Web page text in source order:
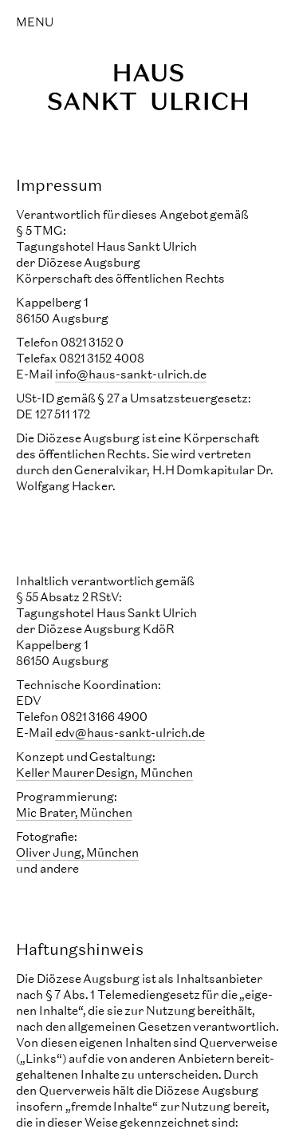
MENU
Impressum
Verantwortlich für dieses Angebot gemäß
§ 5 TMG:
Tagungshotel Haus Sankt Ulrich
der Diözese Augsburg
Körperschaft des öffentlichen Rechts
Kappelberg 1
86150 Augsburg
Telefon 0821 3152 0
Telefax 0821 3152 4008
E-Mail info@haus-sankt-ulrich.de
USt-ID gemäß § 27 a Umsatzsteuergesetz:
DE 127 511 172
Die Diözese Augsburg ist eine Körperschaft
des öffentlichen Rechts. Sie wird vertreten
durch den Generalvikar, H.H Domkapitular Dr.
Wolfgang Hacker.
Inhaltlich verantwortlich gemäß
§ 55 Absatz 2 RStV:
Tagungshotel Haus Sankt Ulrich
der Diözese Augsburg KdöR
Kappelberg 1
86150 Augsburg
Technische Koordination:
EDV
Telefon 0821 3166 4900
E-Mail edv@haus-sankt-ulrich.de
Konzept und Gestaltung:
Keller Maurer Design, München
Programmierung:
Mic Brater, München
Fotografie:
Oliver Jung, München
und andere
Haftungshinweis
Die Diözese Augsburg ist als Inhaltsanbieter
nach § 7 Abs. 1 Tele­medien­gesetz für die „eige­
nen Inhalte“, die sie zur Nutzung bereit­hält,
nach den all­ge­mei­nen Geset­zen ver­ant­wort­lich.
Von diesen eige­nen Inhal­ten sind Quer­ver­weise
(„Links“) auf die von ande­ren Anbie­tern bereit­
ge­hal­te­nen Inhalte zu unter­schei­den. Durch
den Quer­ver­weis hält die Diö­zese Augs­burg
inso­fern „fremde Inhalte“ zur Nut­zung bereit,
die in die­ser Weise gekenn­zeich­net sind: